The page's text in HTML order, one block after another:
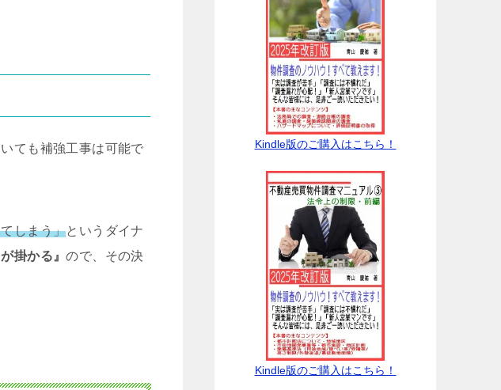
ても補強工事は可能で
しまう」というダイナ
が掛かる』ので、その決
Kindle版のご購入はこちら！
Kindle版のご購入はこちら！